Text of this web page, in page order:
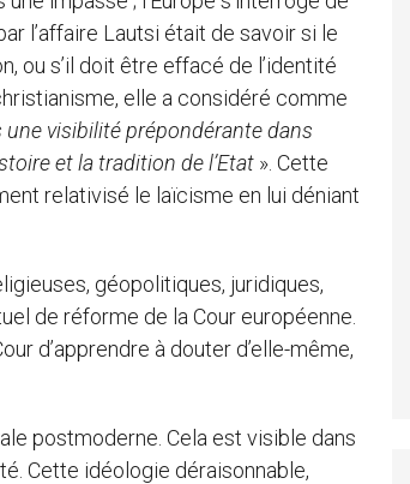
l’affaire Lautsi était de savoir si le
ou s’il doit être effacé de l’identité
elle a considéré comme
visibilité prépondérante dans
et la tradition de l’Etat ». Cette
relativisé le laïcisme en lui déniant
géopolitiques, juridiques,
de réforme de la Cour européenne.
d’apprendre à douter d’elle-même,
postmoderne. Cela est visible dans
Cette idéologie déraisonnable,